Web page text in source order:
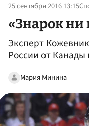
25 сентября 2016 13:15
«Знарок ни
Эксперт
России от
Мария Минина